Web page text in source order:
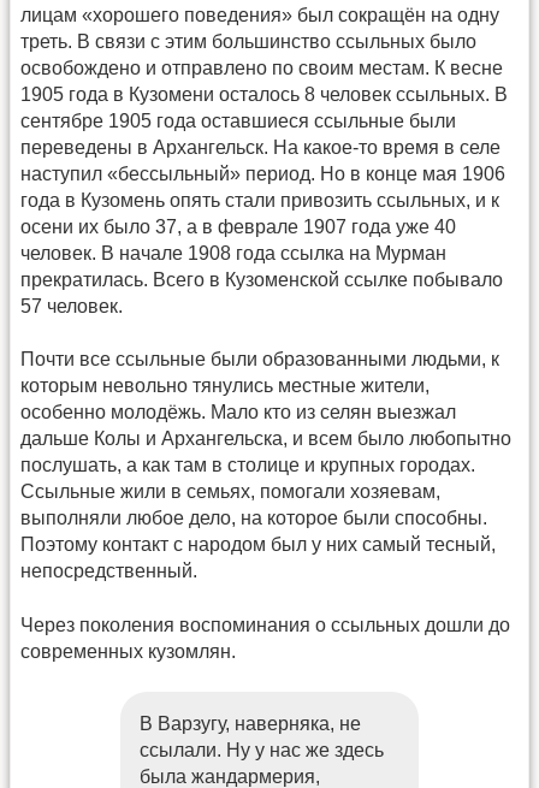
лицам «хорошего поведения» был сокращён на одну
треть. В связи с этим большинство ссыльных было
освобождено и отправлено по своим местам. К весне
1905 года в Кузомени осталось 8 человек ссыльных. В
сентябре 1905 года оставшиеся ссыльные были
переведены в Архангельск. На какое-то время в селе
наступил «бессыльный» период. Но в конце мая 1906
года в Кузомень опять стали привозить ссыльных, и к
осени их было 37, а в феврале 1907 года уже 40
человек. В начале 1908 года ссылка на Мурман
прекратилась. Всего в Кузоменской ссылке побывало
57 человек.
Почти все ссыльные были образованными людьми, к
которым невольно тянулись местные жители,
особенно молодёжь. Мало кто из селян выезжал
дальше Колы и Архангельска, и всем было любопытно
послушать, а как там в столице и крупных городах.
Ссыльные жили в семьях, помогали хозяевам,
выполняли любое дело, на которое были способны.
Поэтому контакт с народом был у них самый тесный,
непосредственный.
Через поколения воспоминания о ссыльных дошли до
современных кузомлян.
В Варзугу, наверняка, не
ссылали. Ну у нас же здесь
была жандармерия,